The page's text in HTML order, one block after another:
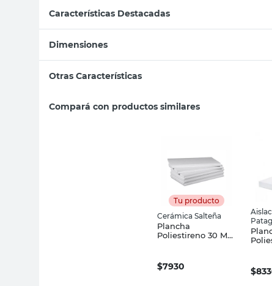
Características Destacadas
Dimensiones
Otras Características
Compará con productos similares
Tu producto
Cerámica Salteña
Plancha
Poliestireno 30 Mm
$7930 $